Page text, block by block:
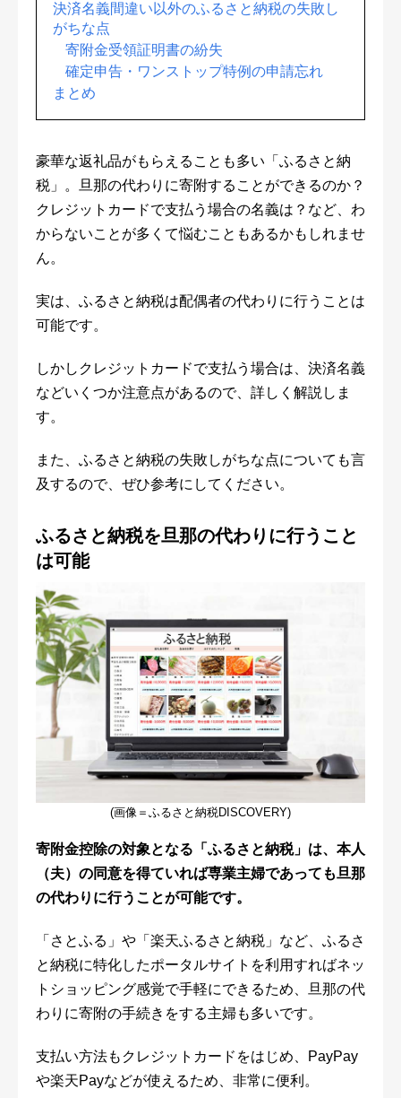
決済名義間違い以外のふるさと納税の失敗し
がちな点
寄附金受領証明書の紛失
確定申告・ワンストップ特例の申請忘れ
まとめ
豪華な返礼品がもらえることも多い「ふるさと納
税」。旦那の代わりに寄附することができるのか？
クレジットカードで支払う場合の名義は？など、わ
からないことが多くて悩むこともあるかもしれませ
ん。
実は、ふるさと納税は配偶者の代わりに行うことは
可能です。
しかしクレジットカードで支払う場合は、決済名義
などいくつか注意点があるので、詳しく解説しま
す。
また、ふるさと納税の失敗しがちな点についても言
及するので、ぜひ参考にしてください。
ふるさと納税を旦那の代わりに行うこと
は可能
(画像＝ふるさと納税DISCOVERY)
寄附金控除の対象となる「ふるさと納税」は、本人
（夫）の同意を得ていれば専業主婦であっても旦那
の代わりに行うことが可能です。
「さとふる」や「楽天ふるさと納税」など、ふるさ
と納税に特化したポータルサイトを利用すればネッ
トショッピング感覚で手軽にできるため、旦那の代
わりに寄附の手続きをする主婦も多いです。
支払い方法もクレジットカードをはじめ、PayPay
や楽天Payなどが使えるため、非常に便利。